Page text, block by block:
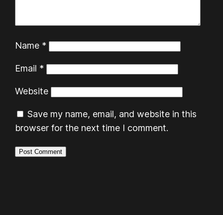
Name *
Email *
Website
Save my name, email, and website in this
browser for the next time I comment.